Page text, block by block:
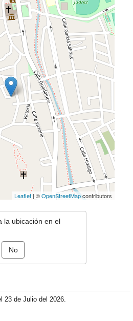
Leaflet | ©OpenStreetMapcontributors
la ubicación en el
No
23 de Julio del 2026.